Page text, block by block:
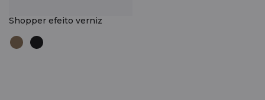
Shopper efeito verniz